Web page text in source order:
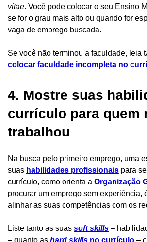
vitae. Você pode colocar o seu Ensino
se for o grau mais alto ou quando for
vaga de emprego buscada.
Se você não terminou a faculdade, leia
colocar faculdade incompleta no
4. Mostre suas
currículo para quem
trabalhou
Na busca pelo primeiro emprego, uma
suas habilidades profissionais para
currículo, como orienta a Organização
procurar um emprego sem experiência,
alinhar as suas competências com os
Liste tanto as suas soft skills –
– quanto as hard skills no currículo –